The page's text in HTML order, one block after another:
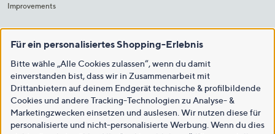
Improvements
Für ein personalisiertes Shopping-Erlebnis
Bitte wähle „Alle Cookies zulassen“, wenn du damit
einverstanden bist, dass wir in Zusammenarbeit mit
Drittanbietern auf deinem Endgerät technische & profilbildende
Cookies und andere Tracking-Technologien zu Analyse- &
Marketingzwecken einsetzen und auslesen. Wir nutzen diese für
personalisierte und nicht-personalisierte Werbung. Wenn du dies